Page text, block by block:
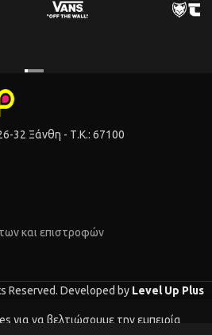
32 Ξάνθη - Τ.Κ.: 67100
και επιστροφών
Reserved. Developed by Level Up Plus
για να βελτιώσουμε την εμπειρία